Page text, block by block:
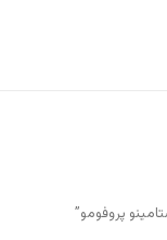
پروفومو”